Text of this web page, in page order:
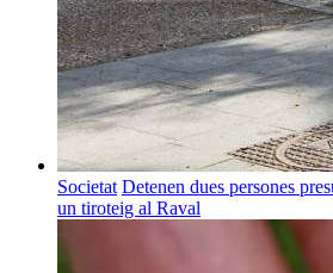
Societat Detenen dues persones
un tiroteig al Raval